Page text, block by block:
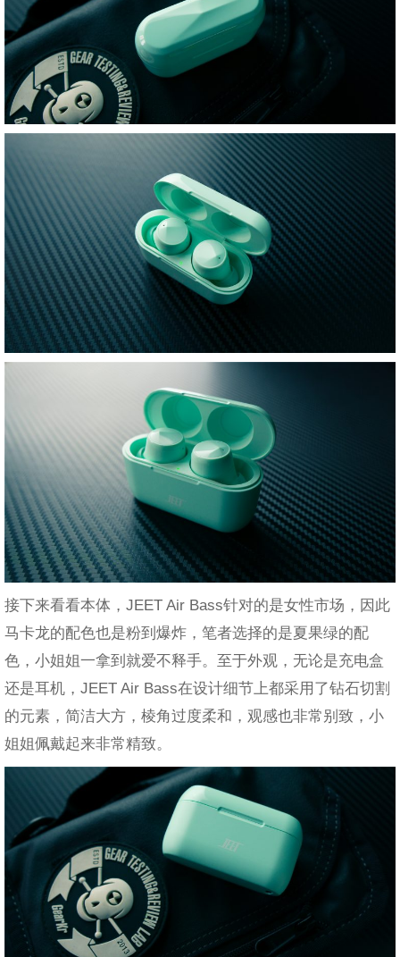
接下来看看本体，JEET Air Bass针对的是女性市场，因此
马卡龙的配色也是粉到爆炸，笔者选择的是夏果绿的配
色，小姐姐一拿到就爱不释手。至于外观，无论是充电盒
还是耳机，JEET Air Bass在设计细节上都采用了钻石切割
的元素，简洁大方，棱角过度柔和，观感也非常别致，小
姐姐佩戴起来非常精致。